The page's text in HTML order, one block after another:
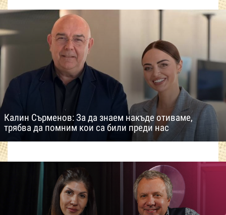
Калин Сърменов: За да знаем накъде отиваме,
трябва да помним кои са били преди нас